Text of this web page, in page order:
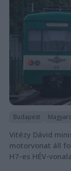
Budapest
Vitézy Dávid
motorvonat áll
H7-es HÉV-